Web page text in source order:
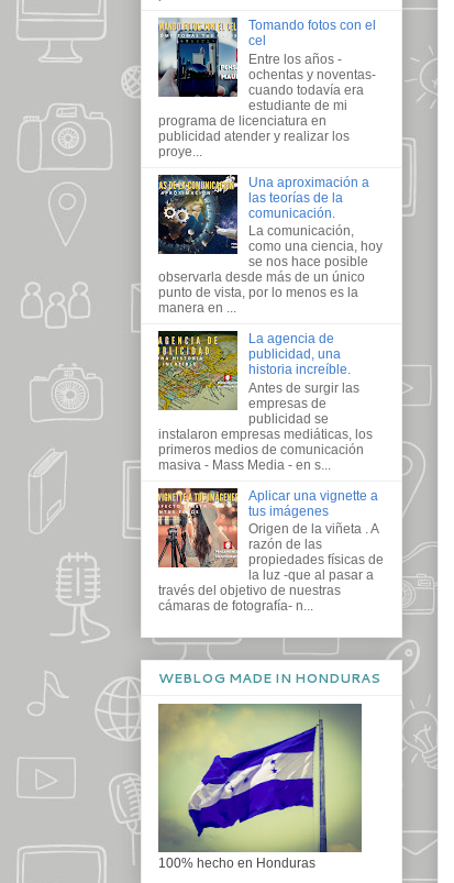
Tomando fotos con el
cel
Entre los años -
ochentas y noventas-
cuando todavía era
estudiante de mi
programa de licenciatura en
publicidad atender y realizar los
proye...
Una aproximación a
las teorías de la
comunicación.
La comunicación,
como una ciencia, hoy
se nos hace posible
observarla desde más de un único
punto de vista, por lo menos es la
manera en ...
La agencia de
publicidad, una
historia increíble.
Antes de surgir las
empresas de
publicidad se
instalaron empresas mediáticas, los
primeros medios de comunicación
masiva - Mass Media - en s...
Aplicar una vignette a
tus imágenes
Origen de la viñeta . A
razón de las
propiedades físicas de
la luz -que al pasar a
través del objetivo de nuestras
cámaras de fotografía- n...
WEBLOG MADE IN HONDURAS
100% hecho en Honduras